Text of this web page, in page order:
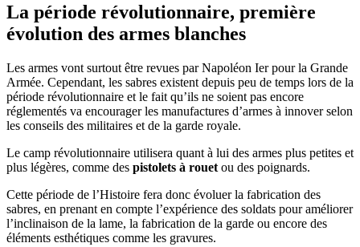
La période révolutionnaire, première
évolution des armes blanches
Les armes vont surtout être revues par Napoléon Ier pour la Grande
Armée. Cependant, les sabres existent depuis peu de temps lors de la
période révolutionnaire et le fait qu’ils ne soient pas encore
réglementés va encourager les manufactures d’armes à innover selon
les conseils des militaires et de la garde royale.
Le camp révolutionnaire utilisera quant à lui des armes plus petites et
plus légères, comme des pistolets à rouet ou des poignards.
Cette période de l’Histoire fera donc évoluer la fabrication des
sabres, en prenant en compte l’expérience des soldats pour améliorer
l’inclinaison de la lame, la fabrication de la garde ou encore des
éléments esthétiques comme les gravures.